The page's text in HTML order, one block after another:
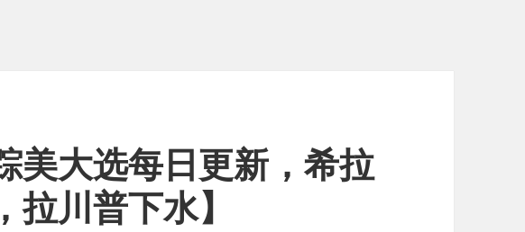
美大选每日更新，希拉
川普下水】